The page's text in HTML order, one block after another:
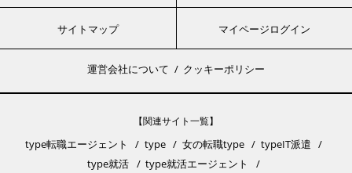
サイトマップ マイページログイン
運営会社について クッキーポリシー
【関連サイト一覧】
type転職エージェント type 女の転職type
typeIT派遣
type就活
type就活エージェント